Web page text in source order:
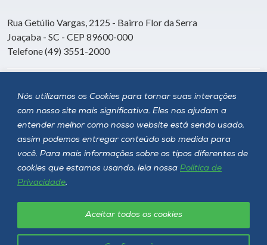
Nós utilizamos os Cookies para tornar suas interações
com nosso site mais significativa. Eles nos ajudam a
entender melhor como nosso website está sendo usado,
assim podemos entregar conteúdo sob medida para
você. Para mais informações sobre os tipos diferentes de
cookies que estamos usando, leia nossa Política de
Privacidade.
Aceitar todos os cookies
Rua Getúlio Vargas, 2125 - Bairro Flor da Serra
Joaçaba - SC - CEP 89600-000
Telefone (49) 3551-2000
Siga a Unoesc
Política de privacidade LGPD